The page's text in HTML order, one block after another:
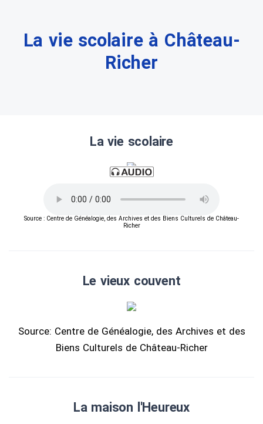
La vie scolaire à Château-
Richer
La vie scolaire
Source : Centre de Généalogie, des Archives et des Biens Culturels de Château-
Richer
Le vieux couvent
Source: Centre de Généalogie, des Archives et des
Biens Culturels de Château-Richer
La maison l'Heureux